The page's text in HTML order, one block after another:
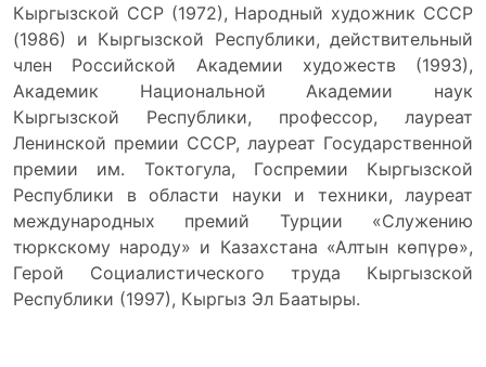
Кыргызской ССР (1972), Народный художник СССР
(1986) и Кыргызской Республики, действительный
член Российской Академии художеств (1993),
Академик Национальной Академии наук
Кыргызской Республики, профессор, лауреат
Ленинской премии СССР, лауреат Государственной
премии им. Токтогула, Госпремии Кыргызской
Республики в области науки и техники, лауреат
международных премий Турции «Служению
тюркскому народу» и Казахстана «Алтын көпүрө»,
Герой Социалистического труда Кыргызской
Республики (1997), Кыргыз Эл Баатыры.